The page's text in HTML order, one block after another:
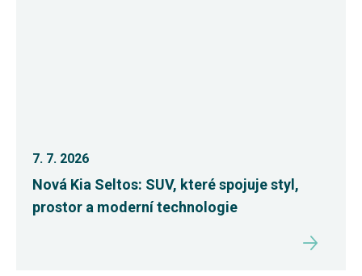
7. 7. 2026
Nová Kia Seltos: SUV, které spojuje styl,
prostor a moderní technologie